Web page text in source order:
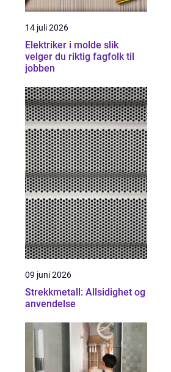
14 juli 2026
Elektriker i molde slik
velger du riktig fagfolk til
jobben
09 juni 2026
Strekkmetall: Allsidighet og
anvendelse